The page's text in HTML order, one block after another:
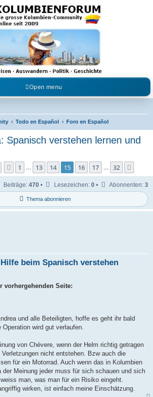
- Das
der
Politik, Geschichte und Visum in Kolumbien und Venezuela.
Gemeinschaft im Kolumbienforum
Open menu
Todo en Español Foro en Español
Spanisch verstehen lernen und
Seite 15 von 32
Vorherige
1 … 13 14 15 16 17 … 32
Thema abonnieren
Beiträge: 470 • Lesezeichen: 0 • Abonnenten: 3
beim Spanisch verstehen
vorhergehenden Seite:
und alle Beteiligten, hoffe es geht ihr bald
wird gut verlaufen.
von Chévere, wenn der Helm richtig getragen
nicht entstehen. Bzw auch die
für ein Motorrad. Auch wenn das in Kolumbien
Meinung jeder muss für sich schauen und sich
man, was man für ein Risiko eingeht.
wirken, ist einfach meine Einschätzung.